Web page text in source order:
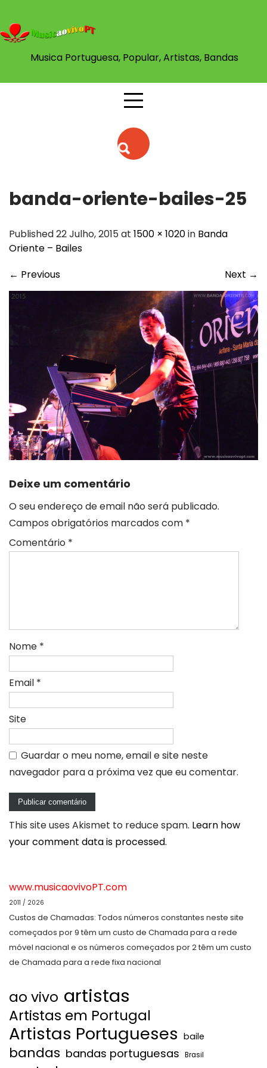
content
Musica Portuguesa, Popular, Artistas, Bandas
banda-oriente-bailes-25
Published 22 Julho, 2015 at 1500 × 1020in Banda
Oriente – Bailes
← Previous Next →
Deixe um comentário
O seu endereço de email não será publicado.
Campos obrigatórios marcados com *
Comentário *
Nome *
Email *
Site
Guardar o meu nome, email e site neste
navegador para a próxima vez que eu comentar.
This site uses Akismet to reduce spam. Learn how
your comment data is processed.
www.musicaovivoPT.com
2011 / 2026
Custos de Chamadas: Todos números constantes neste site
começados por 9 têm um custo de Chamada para a rede
móvel nacional e os números começados por 2 têm um custo
de Chamada para a rede fixa nacional
ao vivo artistas
Artistas em Portugal
Artistas Portugueses baile
bandas bandas portuguesas Brasil